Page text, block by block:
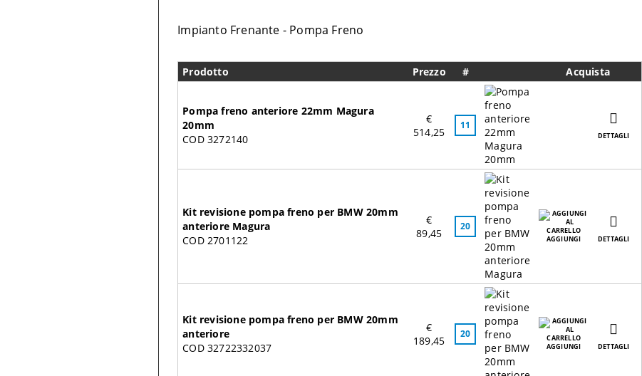
Impianto Frenante - Pompa Freno
Prodotto Prezzo # Acquista
Pompa freno anteriore 22mm Magura
20mm
COD 3272140
€
514,25
11
DETTAGLI
Kit revisione pompa freno per BMW 20mm
anteriore Magura
COD 2701122
€
89,45
20
AGGIUNGI DETTAGLI
Kit revisione pompa freno per BMW 20mm
anteriore
COD 32722332037
€
189,45
20
AGGIUNGI DETTAGLI